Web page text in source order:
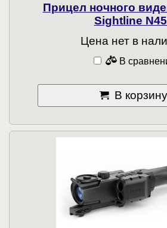
Прицел ночного
Sightline
Цена нет в
В
В корзину